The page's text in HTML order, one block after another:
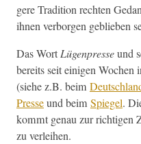
gere Tra­di­tion recht­en
ihnen ver­bor­gen geblieben
Das WortLügen­presseund
bere­its seit eini­gen
(siehe z.B. beim
Presseund beim Spiegel.
kommt genau zur richti­gen
zu verleihen.